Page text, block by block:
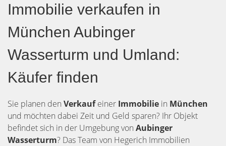
Immobilie verkaufen in
München Aubinger
Wasserturm und Umland:
Käufer finden
Sie planen den Verkaufeiner Immobilie in München
und möchten dabei Zeit und Geld sparen? Ihr Objekt
befindet sich in der Umgebung von Aubinger
Wasserturm? Das Team von Hegerich Immobilien